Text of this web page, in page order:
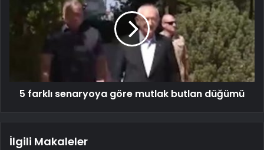
5 farklı senaryoya göre mutlak butlan düğümü
İlgili Makaleler